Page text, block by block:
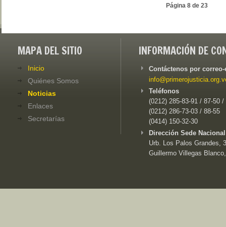
Página 8 de 23
MAPA DEL SITIO
Inicio
Quiénes Somos
Noticias
Enlaces
Secretarías
INFORMACIÓN DE
Contáctenos por
Teléfonos
(0212) 285-83-91 / 87-50 /
(0212) 286-73-03 / 88-55
(0414) 150-32-30
Dirección Sede
Urb. Los Palos Grandes,
Guillermo Villegas